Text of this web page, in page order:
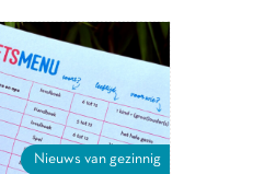
Nieuws van gezinnig